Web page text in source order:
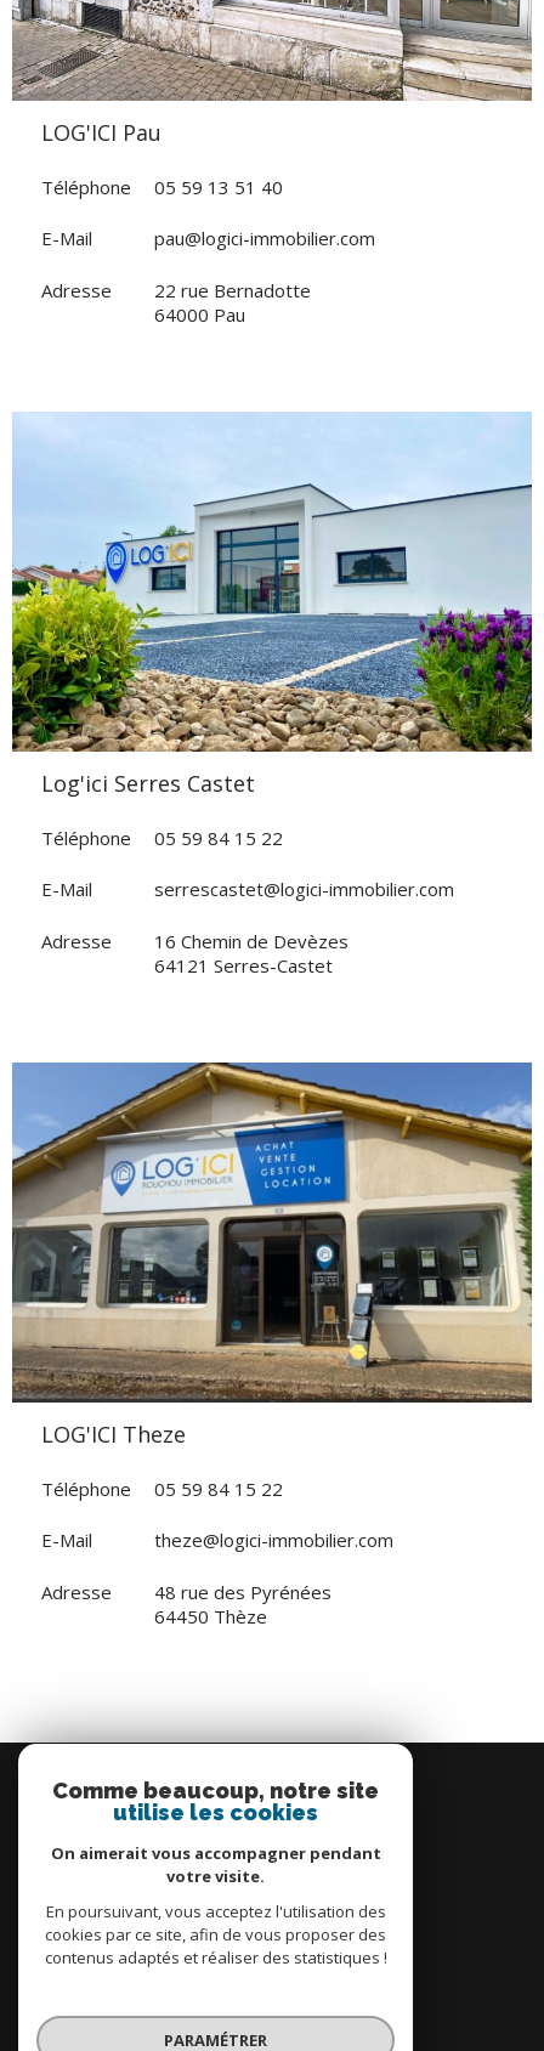
LOG'ICI Pau
Téléphone 05 59 13 51 40
E-Mail pau@logici-immobilier.com
Adresse
22 rue Bernadotte
64000 Pau
VOIR L'AGENCE
Log'ici Serres Castet
Téléphone 05 59 84 15 22
E-Mail serrescastet@logici-immobilier.com
Adresse
16 Chemin de Devèzes
64121 Serres-Castet
VOIR L'AGENCE
LOG'ICI Theze
Téléphone 05 59 84 15 22
E-Mail theze@logici-immobilier.com
Adresse
48 rue des Pyrénées
64450 Thèze
connecter
Comme beaucoup, notre site
utilise les cookies
On aimerait vous accompagner pendant
votre visite.
En poursuivant, vous acceptez l'utilisation des
cookies par ce site, afin de vous proposer des
contenus adaptés et réaliser des statistiques !
PARAMÉTRER